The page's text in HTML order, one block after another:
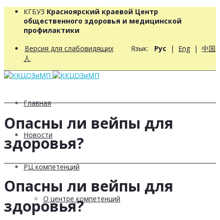
КГБУЗ Красноярский краевой Центр
общественного здоровья и медицинской
профилактики
Версия для слабовидящих Язык: Рус | Eng | 中国
人
Главная
Новости
РЦ компетенций
О центре компетенций
Опасны ли вейпы для
здоровья?
Опасны ли вейпы для
здоровья?